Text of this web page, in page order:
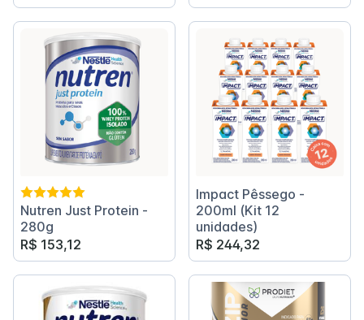
Nutren Just Protein -
280g
R$ 153,12
Impact Pêssego -
200ml (Kit 12
unidades)
R$ 244,32